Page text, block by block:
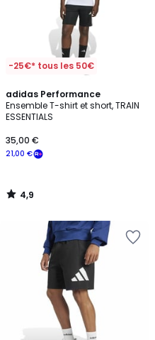
-25€* tous les 50€
adidas Performance
Ensemble T-shirt et short, TRAIN
ESSENTIALS
21,00 €
35,00 €
4,9
/ 5
4,9
/